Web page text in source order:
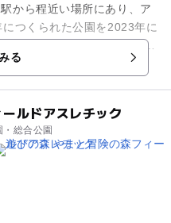
から程近い場所にあり、ア
つくられた公園を2023年に
る
ルドアスレチック
総合公園